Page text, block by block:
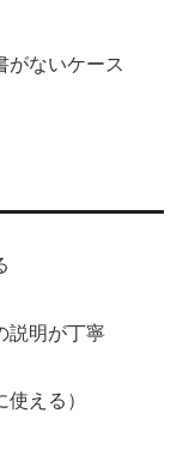
がないケース
説明が丁寧
える）